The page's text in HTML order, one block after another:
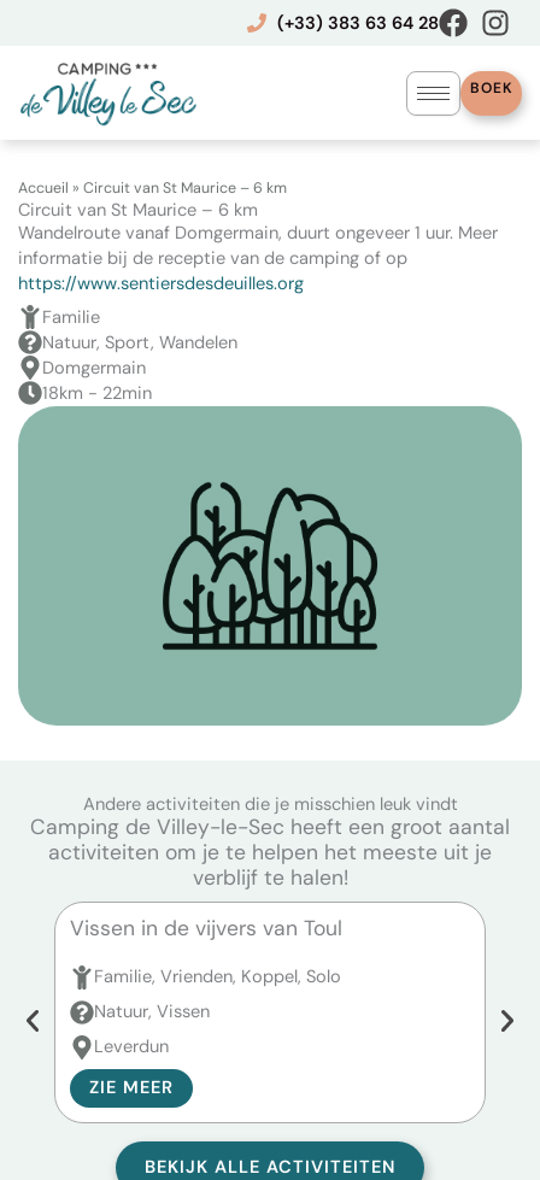
inhoud
(+33) 383 63 64 28
BOEK
Accueil » Circuit van St Maurice – 6 km
Circuit van St Maurice – 6 km
Wandelroute vanaf Domgermain, duurt ongeveer 1 uur. Meer
informatie bij de receptie van de camping of op
https://www.sentiersdesdeuilles.org
Familie
Natuur, Sport, Wandelen
Domgermain
18km - 22min
Andere activiteiten die je misschien leuk vindt
Camping de Villey-le-Sec heeft een groot aantal
activiteiten om je te helpen het meeste uit je
verblijf te halen!
Vissen in de vijvers van Toul
Familie, Vrienden, Koppel, Solo
Natuur, Vissen
Leverdun
ZIE MEER
BEKIJK ALLE ACTIVITEITEN